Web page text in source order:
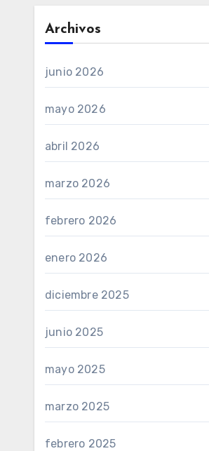
Archivos
junio 2026
mayo 2026
abril 2026
marzo 2026
febrero 2026
enero 2026
diciembre 2025
junio 2025
mayo 2025
marzo 2025
febrero 2025